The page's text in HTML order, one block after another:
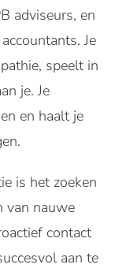
adviseurs, en
Je
speelt in
je. Je
en haalt je
is het zoeken
van nauwe
contact
aan te